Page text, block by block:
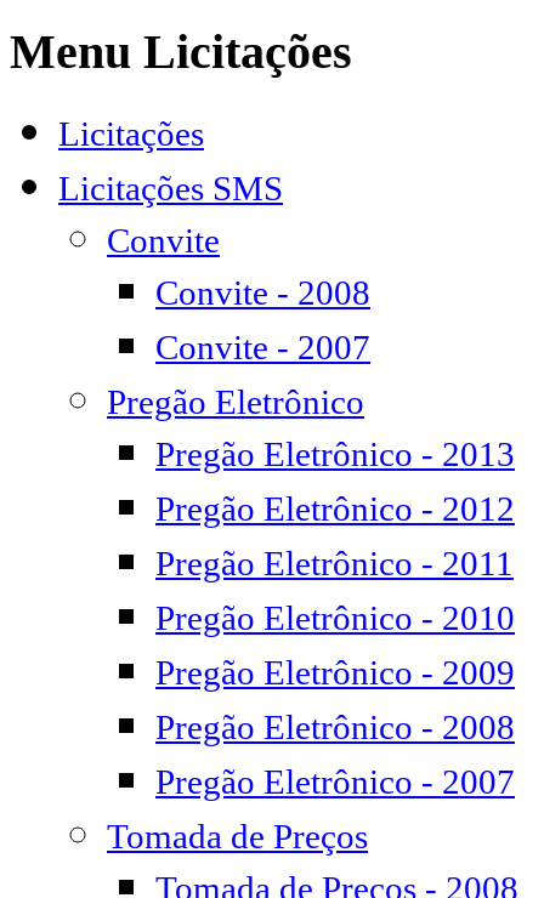
Menu Licitações
Licitações
Licitações SMS
Convite
Convite - 2008
Convite - 2007
Pregão Eletrônico
Pregão Eletrônico - 2013
Pregão Eletrônico - 2012
Pregão Eletrônico - 2011
Pregão Eletrônico - 2010
Pregão Eletrônico - 2009
Pregão Eletrônico - 2008
Pregão Eletrônico - 2007
Tomada de Preços
Tomada de Preços - 2008